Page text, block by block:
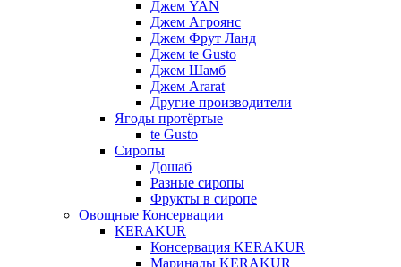
Джем YAN
Джем Агроянс
Джем Фрут Ланд
Джем te Gusto
Джем Шамб
Джем Ararat
Другие производители
Ягоды протёртые
te Gusto
Сиропы
Дошаб
Разные сиропы
Фрукты в сиропе
Овощные Консервации
KERAKUR
Консервация KERAKUR
Маринады KERAKUR